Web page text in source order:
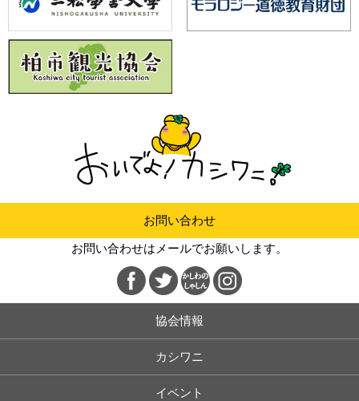
お問い合わせ
お問い合わせはメールでお願いします。
協会情報
カシワニ
イベント